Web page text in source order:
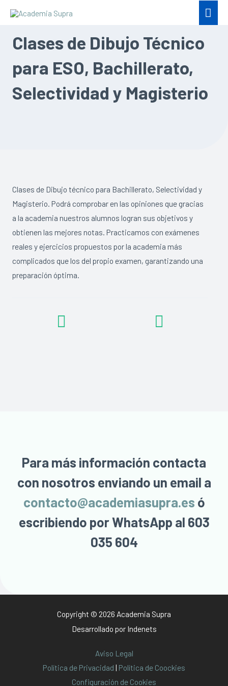
Clases de Dibujo Técnico
para ESO, Bachillerato,
Selectividad y Magisterio
Clases de Dibujo técnico para Bachillerato, Selectividad y
Magisterio. Podrá comprobar en las opiniones que gracias
a la academia nuestros alumnos logran sus objetivos y
obtienen las mejores notas. Practicamos con exámenes
reales y ejercicios propuestos por la academia más
complicados que los del propio examen, garantizando una
preparación óptima.
Para más información contacta
con nosotros enviando un email a
contacto@academiasupra.es ó
escribiendo por WhatsApp al 603
035 604
Copyright © 2026 Academia Supra
Desarrollado por Indenets
Aviso Legal
Política de Privacidad | Política de Coockies
Configuración de Cookies